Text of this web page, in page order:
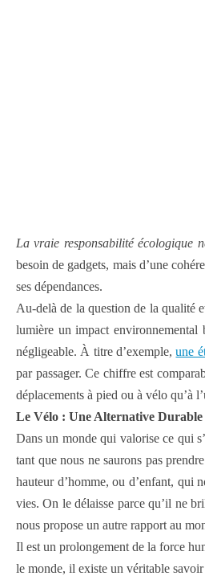
La vraie responsabilité écologique
besoin de gadgets, mais d’une
ses dépendances.
Au-delà de la question de la qualité
lumière un impact environnemental
négligeable. À titre d’exemple,une
par passager. Ce chiffre est
déplacements à pied ou à vélo qu’à
Le Vélo : Une Alternative Durable
Dans un monde qui valorise ce qui
tant que nous ne saurons pas
hauteur d’homme, ou d’enfant, qui
vies. On le délaisse parce qu’il ne
nous propose un autre rapport au
Il est un prolongement de la force
le monde, il existe un véritable